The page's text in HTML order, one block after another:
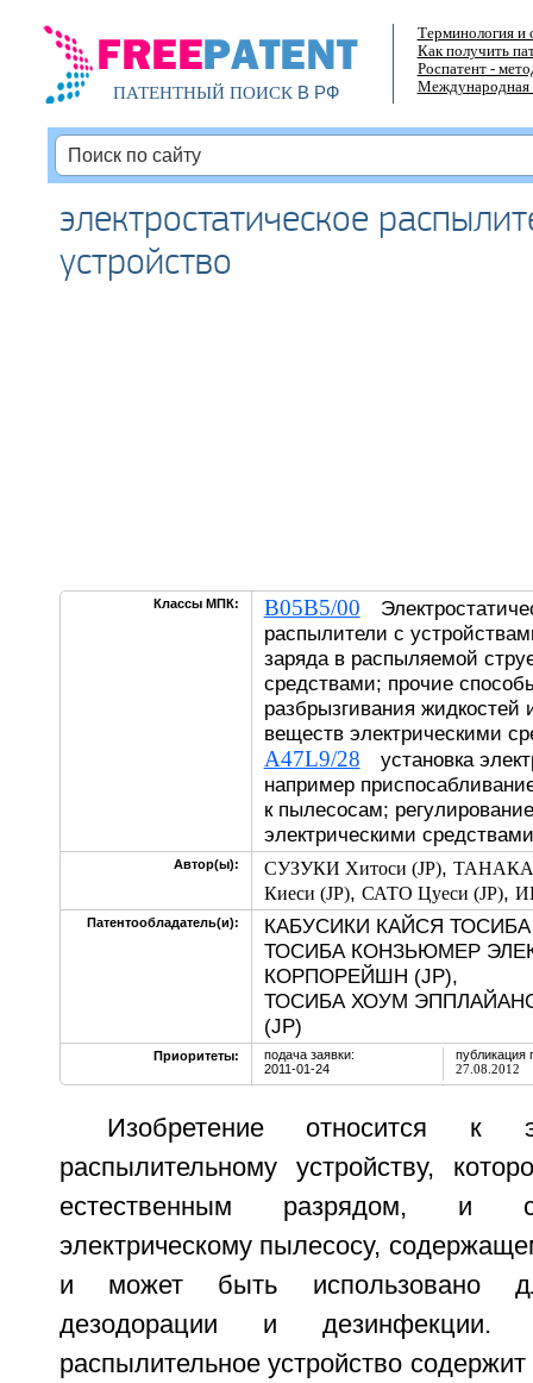
ПАТЕНТНЫЙ ПОИСКВ РФ
Терминология и
Как получить
Роспатент -
Международная
электростатическое
устройство
Классы МПК: B05B5/00
распылители с
заряда в распыляемой
средствами; прочие
разбрызгивания жидкостей
веществ электрическими
A47L9/28 установка
например
к пылесосам;
электрическими
Автор(ы): СУЗУКИ Хитоси (JP), ТАНАКА
Киеси (JP), САТО Цуеси (JP),
Патентообладатель(и):
КАБУСИКИ КАЙСЯ ТОСИБА
ТОСИБА КОНЗЬЮМЕР
КОРПОРЕЙШН (JP),
ТОСИБА ХОУМ
(JP)
Приоритеты:
подача заявки:
2011-01-24
публикация
27.08.2012
Изобретение относится к
распылительному устройству,
естественным разрядом, и
электрическому пылесосу,
и может быть использовано
дезодорации и дезинфекции.
распылительное устройство